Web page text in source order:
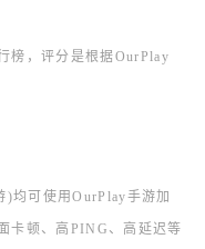
榜，评分是根据OurPlay
)均可使用OurPlay手游加
卡顿、高PING、高延迟等